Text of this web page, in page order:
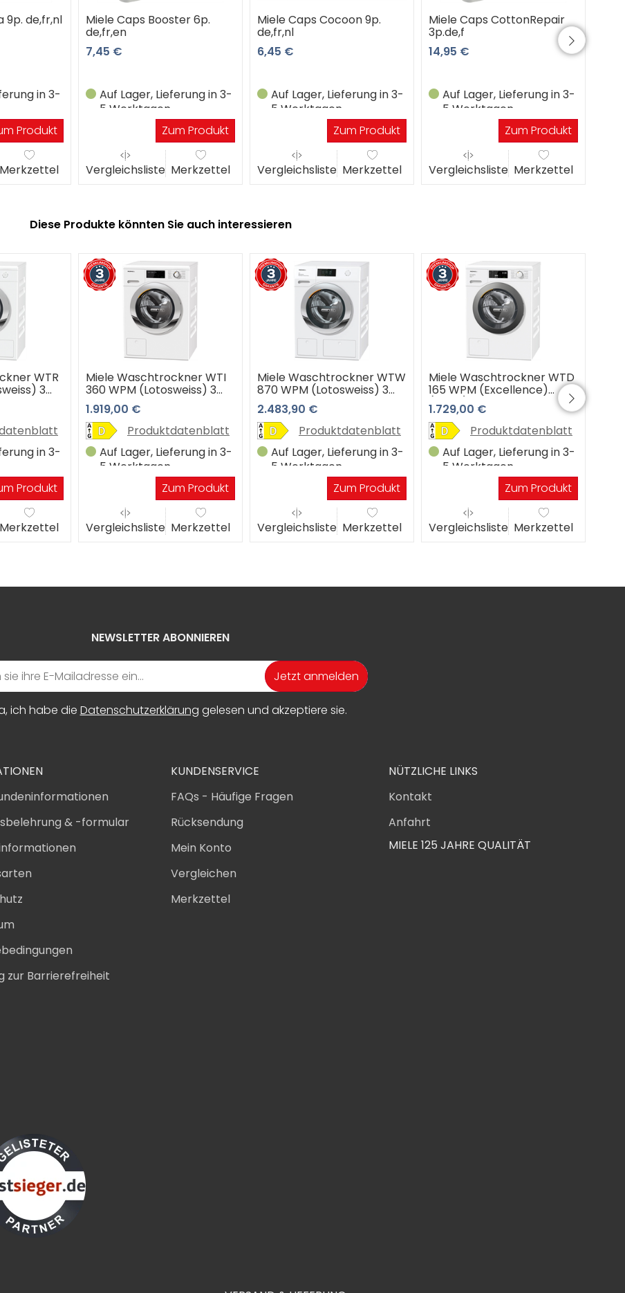
9p. de,fr,nl
in 3-
Produkt
Merkzettel
Miele Caps Booster 6p.
de,fr,en
7,45 €
Auf Lager, Lieferung in 3-
5 Werktagen
Zum Produkt
Vergleichsliste Merkzettel
Miele Caps Cocoon 9p.
de,fr,nl
6,45 €
Auf Lager, Lieferung in 3-
5 Werktagen
Zum Produkt
Vergleichsliste Merkzettel
Miele Caps CottonRepair
3p.de,f
14,95 €
Auf Lager, Lieferung in 3-
5 Werktagen
Zum Produkt
Vergleichsliste Merkzettel
Diese Produkte könnten Sie auch interessieren
WTR
3
in 3-
Produkt
Merkzettel
Miele Waschtrockner WTI
360 WPM (Lotosweiss) 3
Jahre Premiumshop
Garantie
1.919,00 €
Produktdatenblatt
Auf Lager, Lieferung in 3-
5 Werktagen
Zum Produkt
Vergleichsliste Merkzettel
Miele Waschtrockner WTW
870 WPM (Lotosweiss) 3
Jahre Premiumshop
Garantie
2.483,90 €
Produktdatenblatt
Auf Lager, Lieferung in 3-
5 Werktagen
Zum Produkt
Vergleichsliste Merkzettel
Miele Waschtrockner WTD
165 WPM (Excellence)
(weiss) 3 Jahre
Premiumshop Garantie
1.729,00 €
Produktdatenblatt
Auf Lager, Lieferung in 3-
5 Werktagen
Zum Produkt
Vergleichsliste Merkzettel
NEWSLETTER ABONNIEREN
Jetzt anmelden
ich habe die Datenschutzerklärung gelesen und akzeptiere sie.
& -formular
zur Barrierefreiheit
KUNDENSERVICE
FAQs - Häufige Fragen
Rücksendung
Mein Konto
Vergleichen
Merkzettel
NÜTZLICHE LINKS
Kontakt
Anfahrt
MIELE 125 JAHRE QUALITÄT